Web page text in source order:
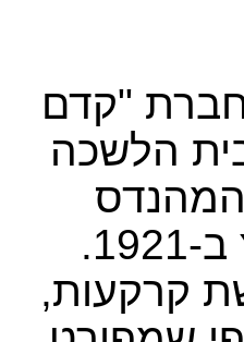
"קדם
הלשכה
והיזם הציוני ממוצא גרמני יוסף לוי, שעלה לארץ ב-1921.
קרקעות,